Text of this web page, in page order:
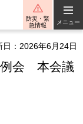
防災・緊
急情報
メニュー
日：2026年6月24日
会 本会議